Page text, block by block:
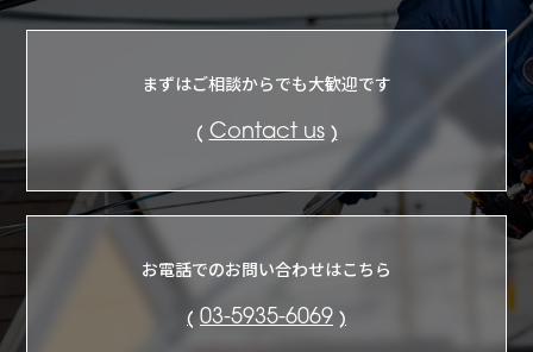
まずはご相談からでも大歓迎です
Contact us
お電話でのお問い合わせはこちら
03-5935-6069